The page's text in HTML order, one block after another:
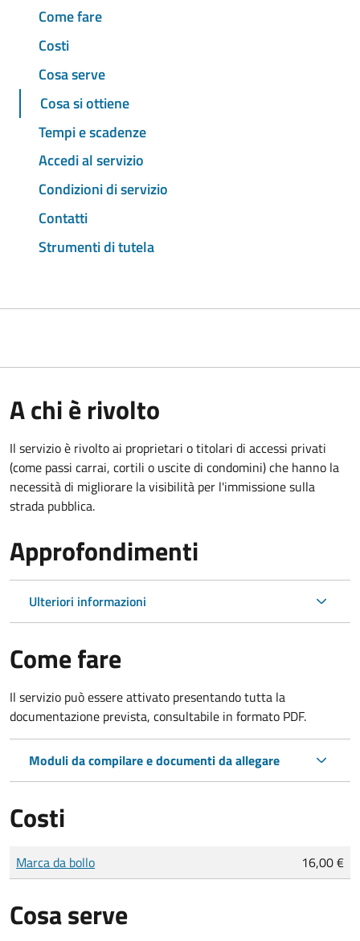
Come fare
Costi
Cosa serve
Cosa si ottiene
Tempi e scadenze
Accedi al servizio
Condizioni di servizio
Contatti
Strumenti di tutela
A chi è rivolto
Il servizio è rivolto ai proprietari o titolari di accessi privati
(come passi carrai, cortili o uscite di condomini) che hanno la
necessità di migliorare la visibilità per l'immissione sulla
strada pubblica.
Approfondimenti
Ulteriori informazioni
Come fare
Il servizio può essere attivato presentando tutta la
documentazione prevista, consultabile in formato PDF.
Moduli da compilare e documenti da allegare
Costi
Tipo di pagamento
Importo
Marca da bollo 16,00 €
Cosa serve